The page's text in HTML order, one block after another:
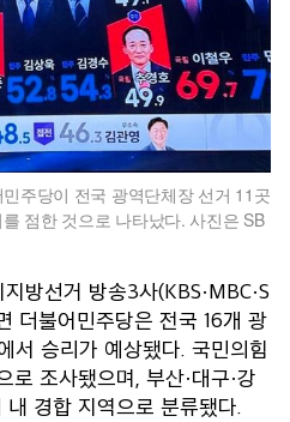
주당이 전국 광역단체장 선거 11곳
점한 것으로 나타났다. 사진은 SB
방선거 방송3사(KBS·MBC·S
더불어민주당은 전국 16개 광
서 승리가 예상됐다. 국민의힘
로 조사됐으며, 부산·대구·강
경합 지역으로 분류됐다.